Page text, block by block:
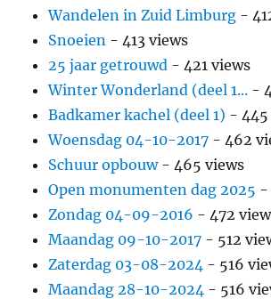
Wandelen in Zuid Limburg -
Snoeien - 413 views
25 jaar getrouwd - 421 views
Winter Wonderland (deel 1... -
Badkamer kachel (deel 1) - 445
Woensdag 04-10-2017 - 462
Schuur opbouw- 465 views
Open monumenten dag 2025 -
Zondag 04-09-2016 - 472
Maandag 09-10-2017 - 512
Zaterdag 03-08-2024 - 516
Maandag 28-10-2024 - 516